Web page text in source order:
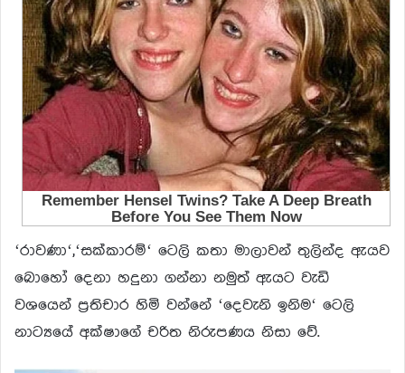
‘රාවණා‘,‘සක්කාරම්‘ ටෙලි කතා මාලාවන් තුලින්ද ඇයව
බොහෝ දෙනා හදුනා ගන්නා නමුත් ඇයට වැඩි
වශයෙන් ප්‍ර‍තිචාර හිමි වන්නේ ‘දෙවැනි ඉනිම‘ ටෙලි
නාට්‍යයේ අක්ෂාගේ චරිත නිරුපණය නිසා වේ.